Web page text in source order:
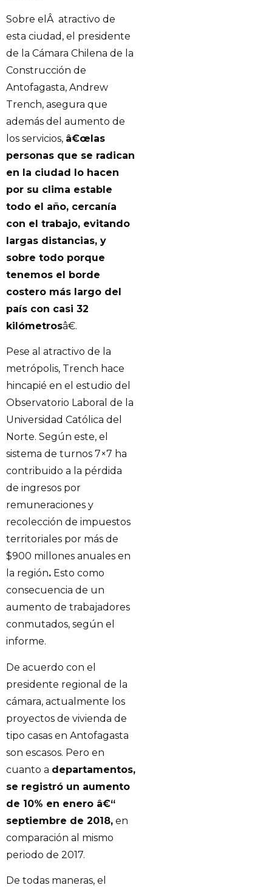
Sobre elÂ atractivo de
esta ciudad, el presidente
de la Cámara Chilena de la
Construcción de
Antofagasta, Andrew
Trench, asegura que
además del aumento de
los servicios, â€œlas
personas que se radican
en la ciudad lo hacen
por su clima estable
todo el año, cercanía
con el trabajo, evitando
largas distancias, y
sobre todo porque
tenemos el borde
costero más largo del
país con casi 32
kilómetrosâ€.
Pese al atractivo de la
metrópolis, Trench hace
hincapié en el estudio del
Observatorio Laboral de la
Universidad Católica del
Norte. Según este, el
sistema de turnos 7×7 ha
contribuido a la pérdida
de ingresos por
remuneraciones y
recolección de impuestos
territoriales por más de
$900 millones anuales en
la región. Esto como
consecuencia de un
aumento de trabajadores
conmutados, según el
informe.
De acuerdo con el
presidente regional de la
cámara, actualmente los
proyectos de vivienda de
tipo casas en Antofagasta
son escasos. Pero en
cuanto a departamentos,
se registró un aumento
de 10% en enero â€“
septiembre de 2018, en
comparación al mismo
periodo de 2017.
De todas maneras, el